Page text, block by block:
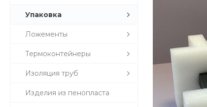
Упаковка
Ложементы
Термоконтейнеры
Изоляция труб
Изделия из пенопласта